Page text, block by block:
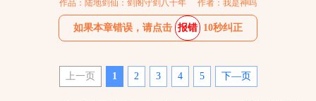
作品：陆地剑仙：剑阁守剑八十年 作者：我是神吗
如果本章错误，请点击 报错 10秒纠正
上一页 1 2 3 4 5 下—页